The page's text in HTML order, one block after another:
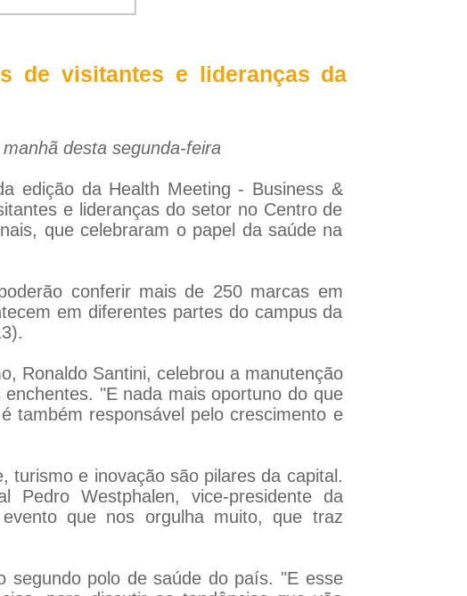
de visitantes e lideranças da
desta segunda-feira
edição da Health Meeting - Business &
e lideranças do setor no Centro de
que celebraram o papel da saúde na
conferir mais de 250 marcas em
em diferentes partes do campus da
Ronaldo Santini, celebrou a manutenção
"E nada mais oportuno do que
também responsável pelo crescimento e
turismo e inovação são pilares da capital.
Westphalen, vice-presidente da
que nos orgulha muito, que traz
segundo polo de saúde do país. "E esse